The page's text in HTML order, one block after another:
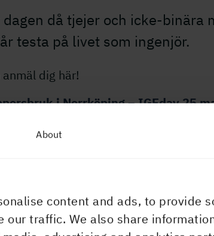
About
content and ads, to provide
our traffic. We also share
dagen då tjejer och icke-binära
testa på livet som ingenjör.
dig här!
i Norrköping – IGEday 25